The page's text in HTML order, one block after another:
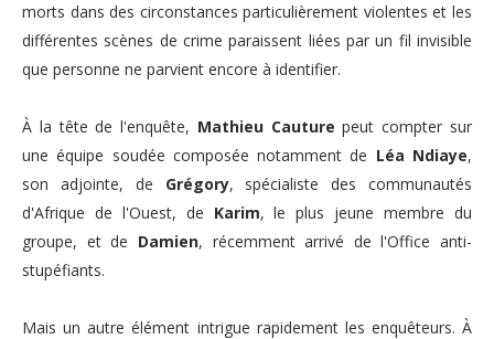
morts dans des circonstances particulièrement violentes et les
différentes scènes de crime paraissent liées par un fil invisible
que personne ne parvient encore à identifier.
À la tête de l'enquête, Mathieu Cauture peut compter sur
une équipe soudée composée notamment de Léa Ndiaye,
son adjointe, de Grégory, spécialiste des communautés
d'Afrique de l'Ouest, de Karim, le plus jeune membre du
groupe, et de Damien, récemment arrivé de l'Office anti-
stupéfiants.
Mais un autre élément intrigue rapidement les enquêteurs. À